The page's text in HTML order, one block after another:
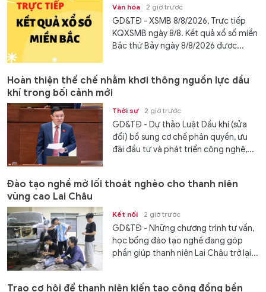
Văn hóa 2 giờ trước
GD&TĐ - XSMB 8/8/2026. Trực tiếp
KQXSMB ngày 8/8. Kết quả xổ số miền
Bắc thứ Bảy ngày 8/8/2026 được...
Hoàn thiện thể chế nhằm khơi thông nguồn lực dầu
khí trong bối cảnh mới
Thời sự 2 giờ trước
GD&TĐ - Dự thảo Luật Dầu khí (sửa
đổi) bổ sung cơ chế phân quyền, ưu
đãi đầu tư và phát triển công nghệ,...
Đào tạo nghề mở lối thoát nghèo cho thanh niên
vùng cao Lai Châu
Kết nối 2 giờ trước
GD&TĐ - Những chương trình tư vấn,
học bổng đào tạo nghề đang góp
phần giúp thanh niên Lai Châu trở lại...
Trao cơ hội để thanh niên kiến tạo cộng đồng bền